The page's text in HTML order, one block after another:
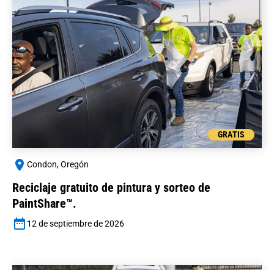
GRATIS
Condon, Oregón
Reciclaje gratuito de pintura y sorteo de
PaintShare™.
12 de septiembre de 2026